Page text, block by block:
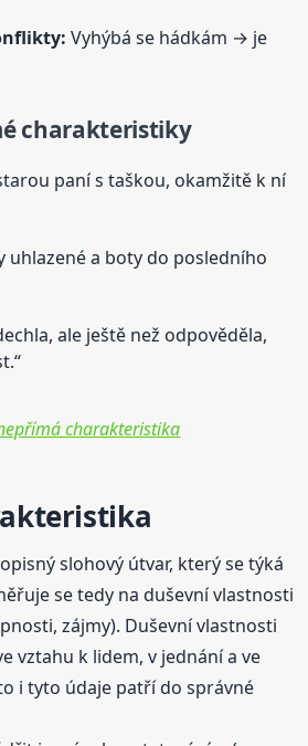
Vyhýbá se hádkám → je
charakteristiky
paní s taškou, okamžitě k ní
uhlazené a boty do posledního
ale ještě než odpověděla,
charakteristika
slohový útvar, který se týká
se tedy na duševní vlastnosti
zájmy). Duševní vlastnosti
vztahu k lidem, v jednání a ve
i tyto údaje patří do správné